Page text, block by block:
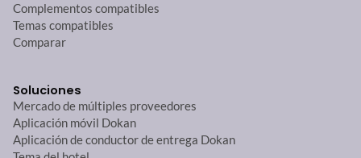
Complementos compatibles
Temas compatibles
Comparar
Soluciones
Mercado de múltiples proveedores
Aplicación móvil Dokan
Aplicación de conductor de entrega Dokan